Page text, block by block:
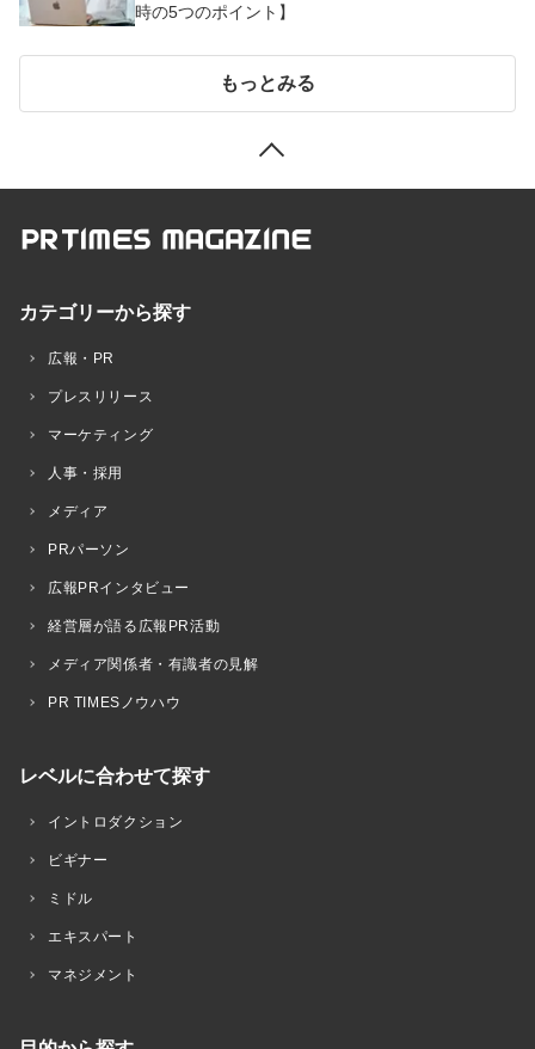
時の5つのポイント】
もっとみる
カテゴリーから探す
広報・PR
プレスリリース
マーケティング
人事・採用
メディア
PRパーソン
広報PRインタビュー
経営層が語る広報PR活動
メディア関係者・有識者の見解
PR TIMESノウハウ
レベルに合わせて探す
イントロダクション
ビギナー
ミドル
エキスパート
マネジメント